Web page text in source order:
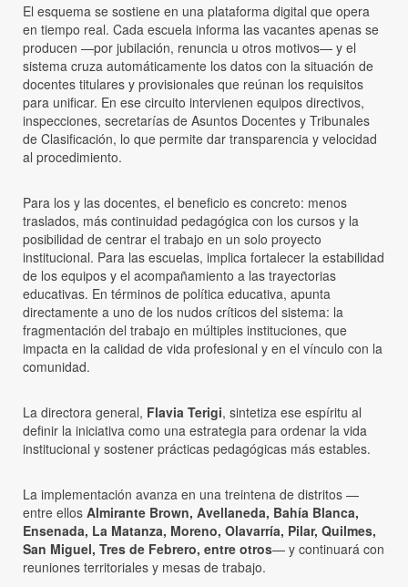
El esquema se sostiene en una plataforma digital que opera
en tiempo real. Cada escuela informa las vacantes apenas se
producen —por jubilación, renuncia u otros motivos— y el
sistema cruza automáticamente los datos con la situación de
docentes titulares y provisionales que reúnan los requisitos
para unificar. En ese circuito intervienen equipos directivos,
inspecciones, secretarías de Asuntos Docentes y Tribunales
de Clasificación, lo que permite dar transparencia y velocidad
al procedimiento.
Para los y las docentes, el beneficio es concreto: menos
traslados, más continuidad pedagógica con los cursos y la
posibilidad de centrar el trabajo en un solo proyecto
institucional. Para las escuelas, implica fortalecer la estabilidad
de los equipos y el acompañamiento a las trayectorias
educativas. En términos de política educativa, apunta
directamente a uno de los nudos críticos del sistema: la
fragmentación del trabajo en múltiples instituciones, que
impacta en la calidad de vida profesional y en el vínculo con la
comunidad.
La directora general, Flavia Terigi, sintetiza ese espíritu al
definir la iniciativa como una estrategia para ordenar la vida
institucional y sostener prácticas pedagógicas más estables.
La implementación avanza en una treintena de distritos —
entre ellos Almirante Brown, Avellaneda, Bahía Blanca,
Ensenada, La Matanza, Moreno, Olavarría, Pilar, Quilmes,
San Miguel, Tres de Febrero, entre otros— y continuará con
reuniones territoriales y mesas de trabajo.